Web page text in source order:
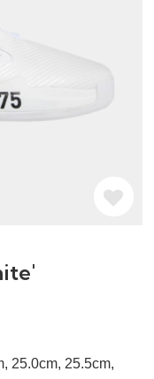
25.0cm, 25.5cm,